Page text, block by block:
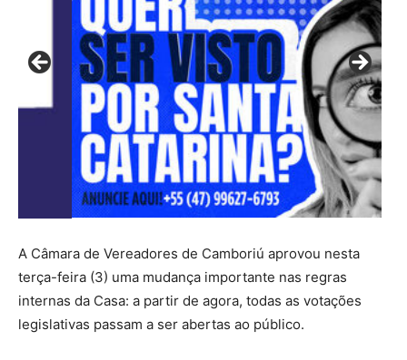
A Câmara de Vereadores de Camboriú aprovou nesta
terça-feira (3) uma mudança importante nas regras
internas da Casa: a partir de agora, todas as votações
legislativas passam a ser abertas ao público.